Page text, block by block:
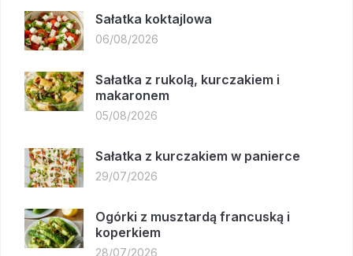
Sałatka koktajlowa
06/08/2026
Sałatka z rukolą, kurczakiem i
makaronem
05/08/2026
Sałatka z kurczakiem w panierce
29/07/2026
Ogórki z musztardą francuską i
koperkiem
28/07/2026